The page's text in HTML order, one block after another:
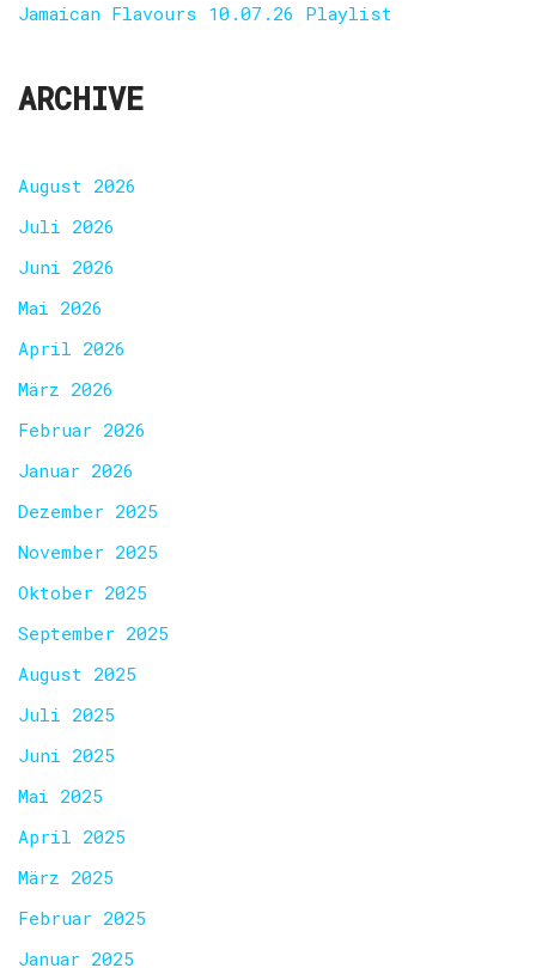
Jamaican Flavours 10.07.26 Playlist
ARCHIVE
August 2026
Juli 2026
Juni 2026
Mai 2026
April 2026
März 2026
Februar 2026
Januar 2026
Dezember 2025
November 2025
Oktober 2025
September 2025
August 2025
Juli 2025
Juni 2025
Mai 2025
April 2025
März 2025
Februar 2025
Januar 2025